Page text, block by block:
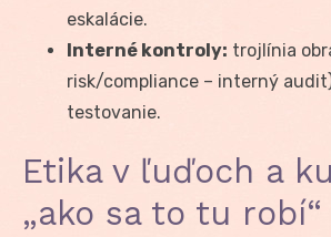
eskalácie.
Interné kontroly: trojlínia
risk/compliance – interný
testovanie.
Etika v ľuďoch a
„ako sa to tu robí“